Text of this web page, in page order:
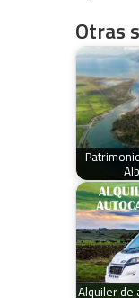
Otras
Alquiler de